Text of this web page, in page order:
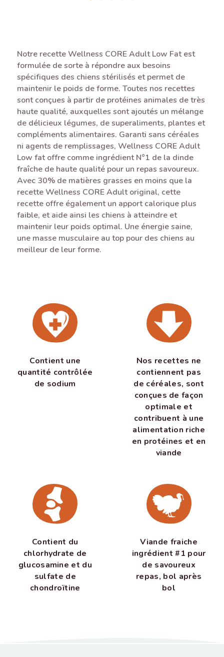
Notre recette Wellness CORE Adult Low Fat est
formulée de sorte à répondre aux besoins
spécifiques des chiens stérilisés et permet de
maintenir le poids de forme. Toutes nos recettes
sont conçues à partir de protéines animales de très
haute qualité, auxquelles sont ajoutés un mélange
de délicieux légumes, de superaliments, plantes et
compléments alimentaires. Garanti sans céréales
ni agents de remplissages, Wellness CORE Adult
Low fat offre comme ingrédient N°1 de la dinde
fraîche de haute qualité pour un repas savoureux.
Avec 30% de matières grasses en moins que la
recette Wellness CORE Adult original, cette
recette offre également un apport calorique plus
faible, et aide ainsi les chiens à atteindre et
maintenir leur poids optimal. Une énergie saine,
une masse musculaire au top pour des chiens au
meilleur de leur forme.
Contient une
quantité contrôlée
de sodium
Nos recettes ne
contiennent pas
de céréales, sont
conçues de façon
optimale et
contribuent à une
alimentation riche
en protéines et en
viande
Contient du
chlorhydrate de
glucosamine et du
sulfate de
chondroïtine
Viande fraiche
ingrédient #1 pour
de savoureux
repas, bol après
bol